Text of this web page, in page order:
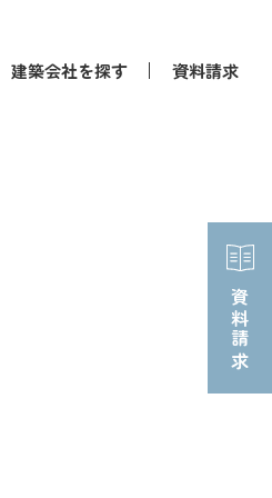
建築会社を探す 資料請求
資料請求